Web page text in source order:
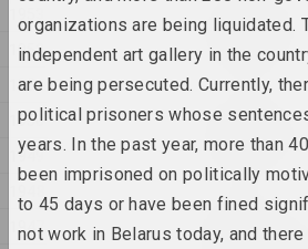
1952
1951
1950
1949
1947
Без
2024, живопись
Маргарита
Без
2024, живопись
Евгений Глушань
Безопасное
organizations are being liquidated.
independent art gallery in the
are being persecuted. Currently,
political prisoners whose
years. In the past year, more than
been imprisoned on politically
to 45 days or have been fined
not work in Belarus today, and